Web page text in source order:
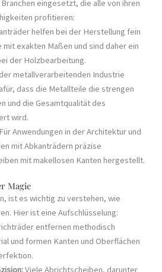
eingesetzt, die alle von ihren
profitieren:
helfen bei der Herstellung fein
exakten Maßen und sind daher ein
der Holzbearbeitung.
metallverarbeitenden Industrie
dass die Metallteile die strengen
und die Gesamtqualität des
wird.
Für Anwendungen in der Architektur und
mit Abkanträdern präzise
mit makellosen Kanten hergestellt.
Magie
ist es wichtig zu verstehen, wie
Hier ist eine Aufschlüsselung:
entfernen methodisch
und formen Kanten und Oberflächen
Viele Abrichtscheiben, darunter